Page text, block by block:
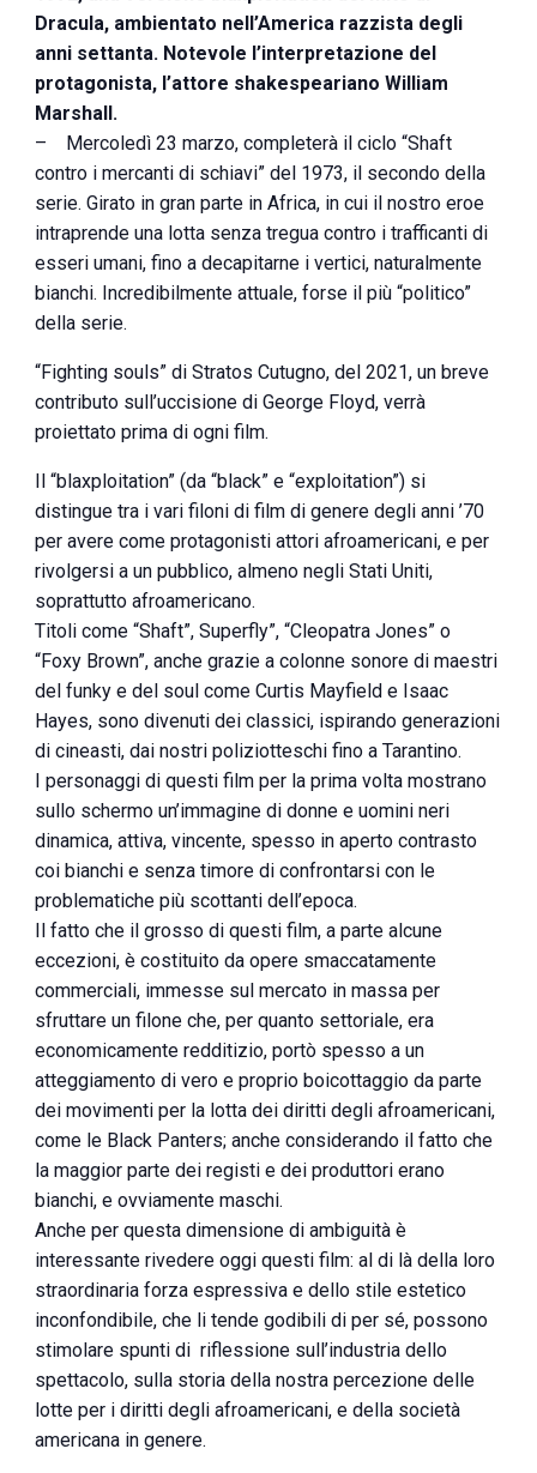
Dracula, ambientato nell’America razzista degli
anni settanta. Notevole l’interpretazione del
protagonista, l’attore shakespeariano William
Marshall.
– Mercoledì 23 marzo, completerà il ciclo “Shaft
contro i mercanti di schiavi” del 1973, il secondo della
serie. Girato in gran parte in Africa, in cui il nostro eroe
intraprende una lotta senza tregua contro i trafficanti di
esseri umani, fino a decapitarne i vertici, naturalmente
bianchi. Incredibilmente attuale, forse il più “politico”
della serie.
“Fighting souls” di Stratos Cutugno, del 2021, un breve
contributo sull’uccisione di George Floyd, verrà
proiettato prima di ogni film.
Il “blaxploitation” (da “black” e “exploitation”) si
distingue tra i vari filoni di film di genere degli anni ’70
per avere come protagonisti attori afroamericani, e per
rivolgersi a un pubblico, almeno negli Stati Uniti,
soprattutto afroamericano.
Titoli come “Shaft”, Superfly”, “Cleopatra Jones” o
“Foxy Brown”, anche grazie a colonne sonore di maestri
del funky e del soul come Curtis Mayfield e Isaac
Hayes, sono divenuti dei classici, ispirando generazioni
di cineasti, dai nostri poliziotteschi fino a Tarantino.
I personaggi di questi film per la prima volta mostrano
sullo schermo un’immagine di donne e uomini neri
dinamica, attiva, vincente, spesso in aperto contrasto
coi bianchi e senza timore di confrontarsi con le
problematiche più scottanti dell’epoca.
Il fatto che il grosso di questi film, a parte alcune
eccezioni, è costituito da opere smaccatamente
commerciali, immesse sul mercato in massa per
sfruttare un filone che, per quanto settoriale, era
economicamente redditizio, portò spesso a un
atteggiamento di vero e proprio boicottaggio da parte
dei movimenti per la lotta dei diritti degli afroamericani,
come le Black Panters; anche considerando il fatto che
la maggior parte dei registi e dei produttori erano
bianchi, e ovviamente maschi.
Anche per questa dimensione di ambiguità è
interessante rivedere oggi questi film: al di là della loro
straordinaria forza espressiva e dello stile estetico
inconfondibile, che li tende godibili di per sé, possono
stimolare spunti di riflessione sull’industria dello
spettacolo, sulla storia della nostra percezione delle
lotte per i diritti degli afroamericani, e della società
americana in genere.